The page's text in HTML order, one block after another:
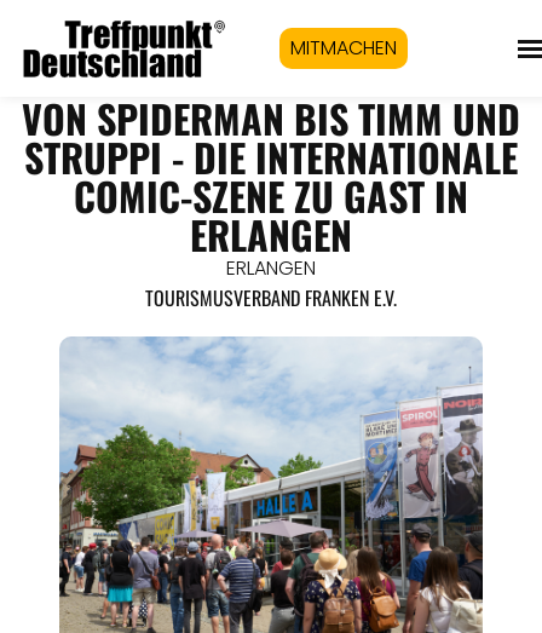
MITMACHEN
VON SPIDERMAN BIS TIMM UND
STRUPPI - DIE INTERNATIONALE
COMIC-SZENE ZU GAST IN
ERLANGEN
ERLANGEN
TOURISMUSVERBAND FRANKEN E.V.